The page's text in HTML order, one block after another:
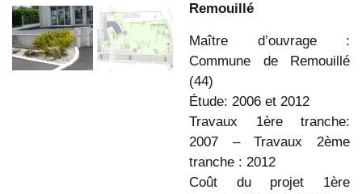
Remouillé
Maître d’ouvrage :
Commune de Remouillé
(44)
Étude: 2006 et 2012
Travaux 1ère tranche:
2007 – Travaux 2ème
tranche : 2012
Coût du projet 1ère